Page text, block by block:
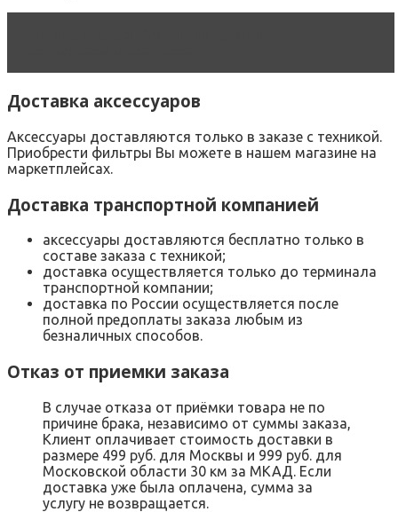
Доставка аксессуаров
Аксессуары доставляются только в заказе с техникой.
Приобрести фильтры Вы можете в нашем магазине на
маркетплейсах.
Доставка транспортной компанией
аксессуары доставляются бесплатно только в
составе заказа с техникой;
доставка осуществляется только до терминала
транспортной компании;
доставка по России осуществляется после
полной предоплаты заказа любым из
безналичных способов.
Отказ от приемки заказа
В случае отказа от приёмки товара не по
причине брака, независимо от суммы заказа,
Клиент оплачивает стоимость доставки в
размере 499 руб. для Москвы и 999 руб. для
Московской области 30 км за МКАД. Если
доставка уже была оплачена, сумма за
услугу не возвращается.